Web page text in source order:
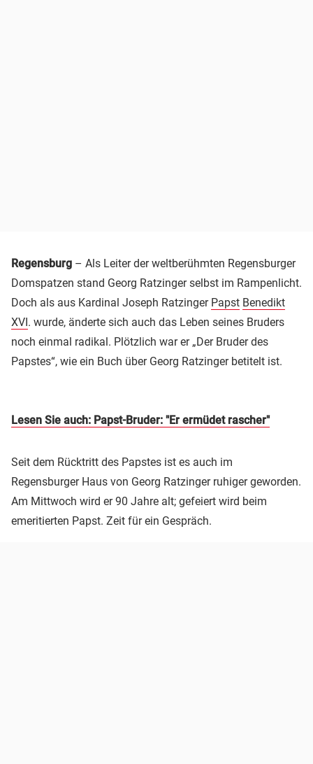
Regensburg – Als Leiter der weltberühmten Regensburger
Domspatzen stand Georg Ratzinger selbst im Rampenlicht.
Doch als aus Kardinal Joseph Ratzinger Papst Benedikt
XVI. wurde, änderte sich auch das Leben seines Bruders
noch einmal radikal. Plötzlich war er „Der Bruder des
Papstes“, wie ein Buch über Georg Ratzinger betitelt ist.
Lesen Sie auch: Papst-Bruder: "Er ermüdet rascher"
Seit dem Rücktritt des Papstes ist es auch im
Regensburger Haus von Georg Ratzinger ruhiger geworden.
Am Mittwoch wird er 90 Jahre alt; gefeiert wird beim
emeritierten Papst. Zeit für ein Gespräch.